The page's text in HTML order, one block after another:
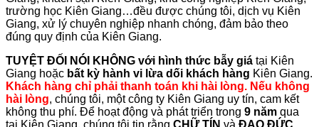
trường học Kiên Giang…đều được chúng tôi, dịch vụ Kiên
Giang, xử lý chuyên nghiệp nhanh chóng, đảm bảo theo
đúng quy định của Kiên Giang.
TUYỆT ĐỐI NÓI KHÔNG với hình thức bẫy giá tại Kiên
Giang hoặc bất kỳ hành vi lừa dối khách hàng Kiên Giang.
Khách hàng chỉ phải thanh toán khi hài lòng. Nếu không
hài lòng, chúng tôi, một công ty Kiên Giang uy tín, cam kết
không thu phí. Để hoạt động và phát triển trong 9 năm qua
tại Kiên Giang, chúng tôi tin rằng CHỮ TÍN và ĐẠO ĐỨC